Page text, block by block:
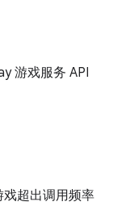
游戏服务 API
戏超出调用频率